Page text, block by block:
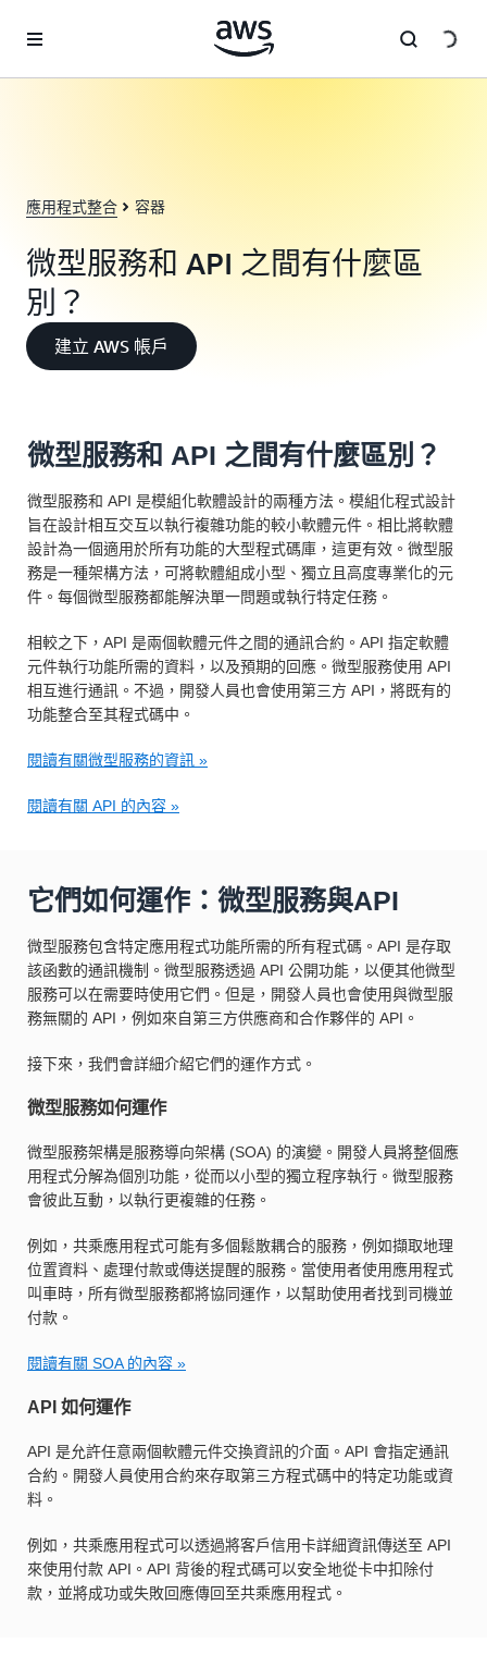
應用程式整合 容器
微型服務和 API 之間有什麼區
別？
建立 AWS 帳戶
微型服務和 API 之間有什麼區別？
微型服務和 API 是模組化軟體設計的兩種方法。模組化程式設計
旨在設計相互交互以執行複雜功能的較小軟體元件。相比將軟體
設計為一個適用於所有功能的大型程式碼庫，這更有效。微型服
務是一種架構方法，可將軟體組成小型、獨立且高度專業化的元
件。每個微型服務都能解決單一問題或執行特定任務。
相較之下，API 是兩個軟體元件之間的通訊合約。API 指定軟體
元件執行功能所需的資料，以及預期的回應。微型服務使用 API
相互進行通訊。不過，開發人員也會使用第三方 API，將既有的
功能整合至其程式碼中。
閱讀有關微型服務的資訊 »
閱讀有關 API 的內容 »
它們如何運作：微型服務與API
微型服務包含特定應用程式功能所需的所有程式碼。API 是存取
該函數的通訊機制。微型服務透過 API 公開功能，以便其他微型
服務可以在需要時使用它們。但是，開發人員也會使用與微型服
務無關的 API，例如來自第三方供應商和合作夥伴的 API。
接下來，我們會詳細介紹它們的運作方式。
微型服務如何運作
微型服務架構是服務導向架構 (SOA) 的演變。開發人員將整個應
用程式分解為個別功能，從而以小型的獨立程序執行。微型服務
會彼此互動，以執行更複雜的任務。
例如，共乘應用程式可能有多個鬆散耦合的服務，例如擷取地理
位置資料、處理付款或傳送提醒的服務。當使用者使用應用程式
叫車時，所有微型服務都將協同運作，以幫助使用者找到司機並
付款。
閱讀有關 SOA 的內容 »
API 如何運作
API 是允許任意兩個軟體元件交換資訊的介面。API 會指定通訊
合約。開發人員使用合約來存取第三方程式碼中的特定功能或資
料。
例如，共乘應用程式可以透過將客戶信用卡詳細資訊傳送至 API
來使用付款 API。API 背後的程式碼可以安全地從卡中扣除付
款，並將成功或失敗回應傳回至共乘應用程式。